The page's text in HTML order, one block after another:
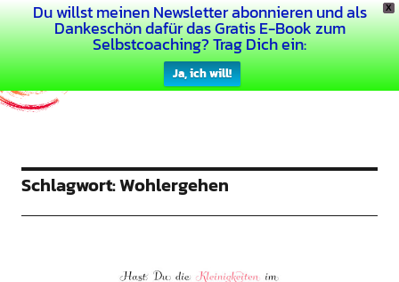
X
Du willst meinen Newsletter abonnieren und als
Dankeschön dafür das Gratis E-Book zum
Selbstcoaching? Trag Dich ein:
Ja, ich will!
Dein Buntes Leben
Schlagwort:Wohlergehen